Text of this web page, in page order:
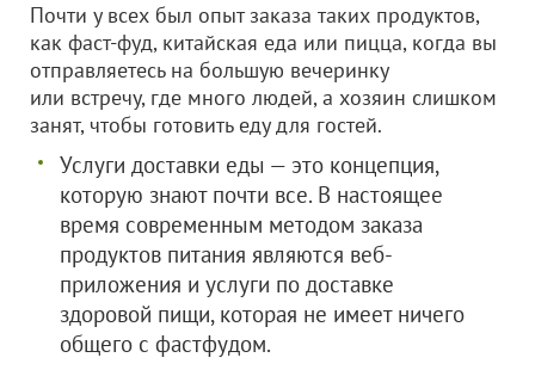
Почти у всех был опыт заказа таких продуктов,
как фаст-фуд, китайская еда или пицца, когда вы
отправляетесь на большую вечеринку
или встречу, где много людей, а хозяин слишком
занят, чтобы готовить еду для гостей.
Услуги доставки еды — это концепция,
которую знают почти все. В настоящее
время современным методом заказа
продуктов питания являются веб-
приложения и услуги по доставке
здоровой пищи, которая не имеет ничего
общего с фастфудом.